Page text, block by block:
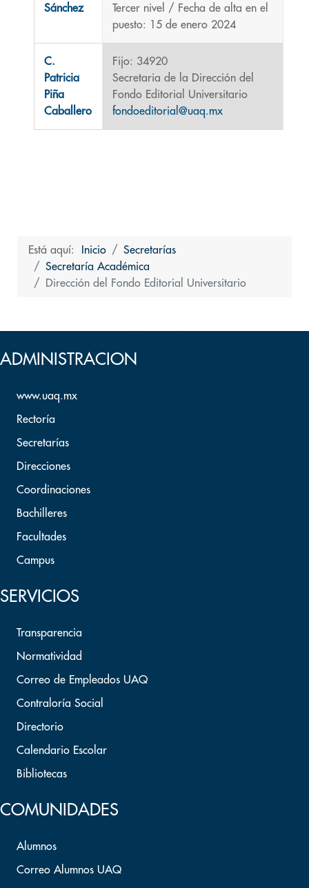
Sánchez
Tercer nivel / Fecha de alta en el
puesto: 15 de enero 2024
C.
Patricia
Piña
Caballero
Fijo: 34920
Secretaria de la Dirección del
Fondo Editorial Universitario
fondoeditorial@uaq.mx
Está aquí: Inicio
Secretarías
Secretaría Académica
Dirección del Fondo Editorial Universitario
ADMINISTRACION
www.uaq.mx
Rectoría
Secretarías
Direcciones
Coordinaciones
Bachilleres
Facultades
Campus
SERVICIOS
Transparencia
Normatividad
Correo de Empleados UAQ
Contraloría Social
Directorio
Calendario Escolar
Bibliotecas
COMUNIDADES
Alumnos
Correo Alumnos UAQ